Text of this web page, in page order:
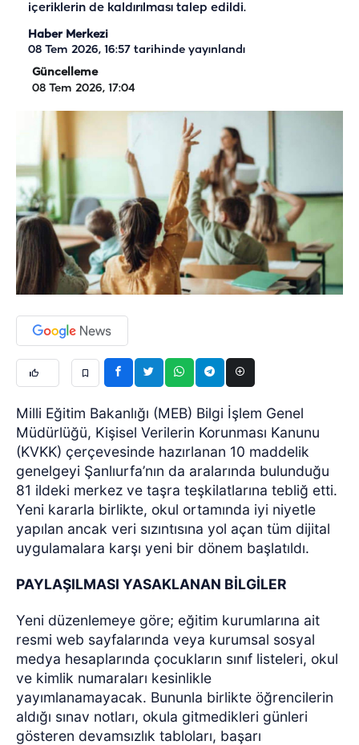
içeriklerin de kaldırılması talep edildi.
Haber Merkezi
08 Tem 2026, 16:57 tarihinde yayınlandı
Güncelleme
08 Tem 2026, 17:04
Milli Eğitim Bakanlığı (MEB) Bilgi İşlem Genel
Müdürlüğü, Kişisel Verilerin Korunması Kanunu
(KVKK) çerçevesinde hazırlanan 10 maddelik
genelgeyi Şanlıurfa’nın da aralarında bulunduğu
81 ildeki merkez ve taşra teşkilatlarına tebliğ etti.
Yeni kararla birlikte, okul ortamında iyi niyetle
yapılan ancak veri sızıntısına yol açan tüm dijital
uygulamalara karşı yeni bir dönem başlatıldı.
PAYLAŞILMASI YASAKLANAN BİLGİLER
Yeni düzenlemeye göre; eğitim kurumlarına ait
resmi web sayfalarında veya kurumsal sosyal
medya hesaplarında çocukların sınıf listeleri, okul
ve kimlik numaraları kesinlikle
yayımlanamayacak. Bununla birlikte öğrencilerin
aldığı sınav notları, okula gitmedikleri günleri
gösteren devamsızlık tabloları, başarı